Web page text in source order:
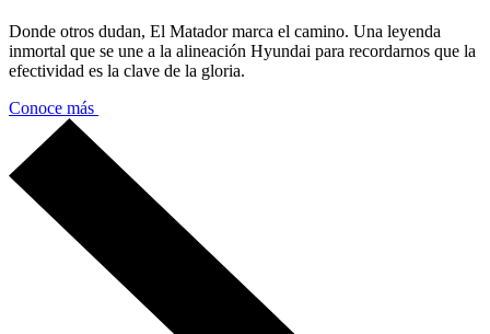
Donde otros dudan, El Matador marca el camino. Una leyenda
inmortal que se une a la alineación Hyundai para recordarnos que la
efectividad es la clave de la gloria.
Conoce más